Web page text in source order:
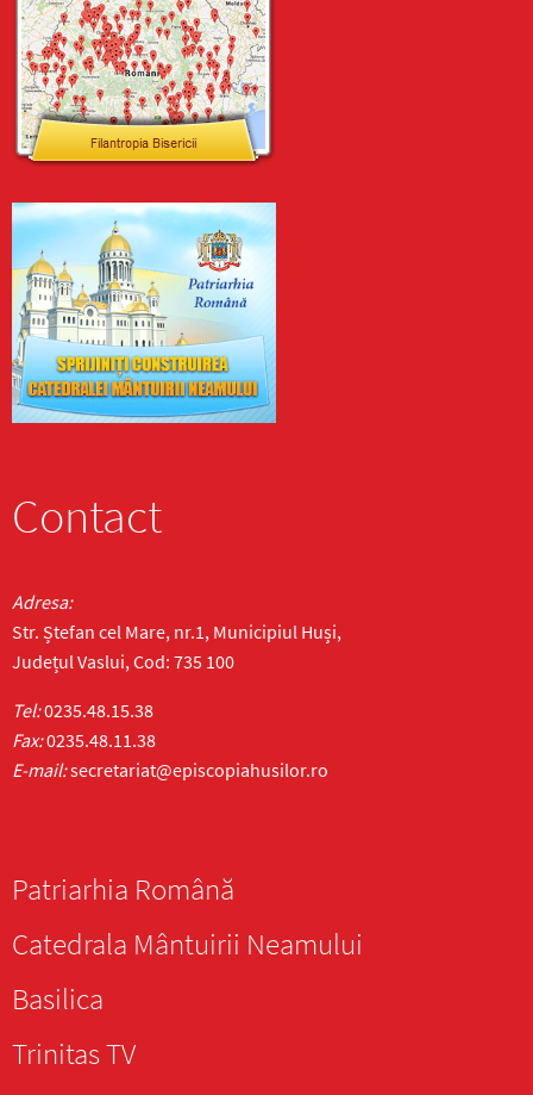
Contact
Adresa:
Str. Ștefan cel Mare, nr.1, Municipiul Huși,
Județul Vaslui, Cod: 735 100
Tel:0235.48.15.38
Fax:0235.48.11.38
E-mail:secretariat@episcopiahusilor.ro
Patriarhia Română
Catedrala Mântuirii Neamului
Basilica
Trinitas TV